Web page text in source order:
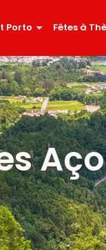
Porto Fêtes à